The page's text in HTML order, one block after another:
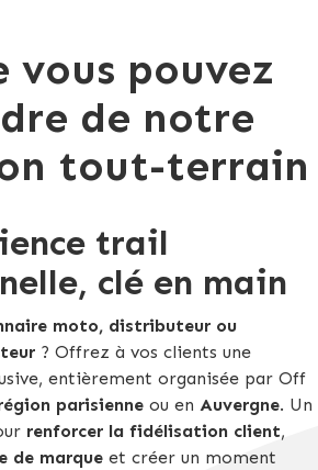
vous pouvez
de notre
tout-terrain
trail
clé en main
moto, distributeur ou
? Offrez à vos clients une
entièrement organisée par Off
parisienne ou en Auvergne. Un
renforcer la fidélisation client,
de marque et créer un moment